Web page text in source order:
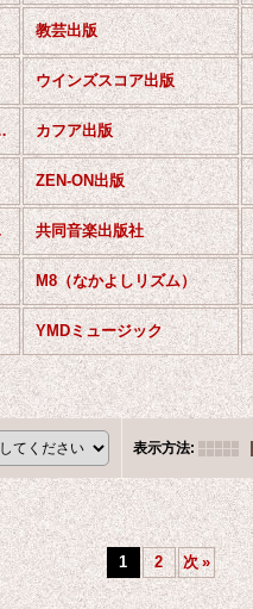
教芸出版
ウインズスコア出版
ート上級編 ） カフア出版
ZEN-ON出版
版 共同音楽出版社
M8（なかよしリズム）
YMDミュージック
表示方法:
1 2 次 »